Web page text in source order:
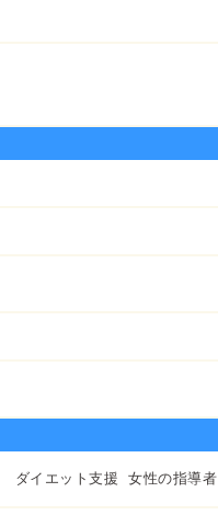
ダイエット支援 女性の指導者